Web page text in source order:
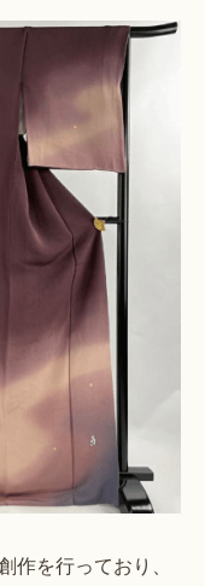
を行っており、